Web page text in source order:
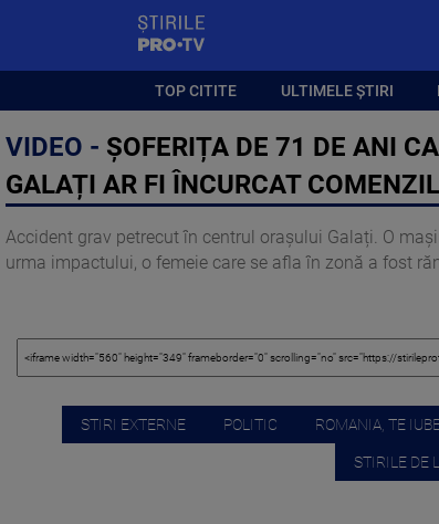
TOP CITITE ULTIMELE ȘTIRI
VIDEO - ȘOFERIȚA DE 71 DE ANI
GALAȚI AR FI ÎNCURCAT
Accident grav petrecut în centrul orașului Galați. O
urma impactului, o femeie care se afla în zonă a fost
STIRI EXTERNE POLITIC ROMANIA, TE
STIRILE DE